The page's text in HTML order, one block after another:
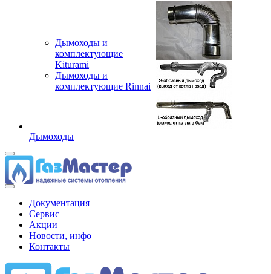
Дымоходы и
комплектующие
Kiturami
Дымоходы и
комплектующие Rinnai
Дымоходы
Документация
Сервис
Акции
Новости, инфо
Контакты